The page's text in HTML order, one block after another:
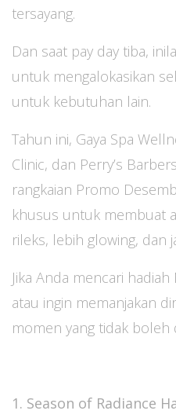
tersayang.
Dan saat pay day tiba,
untuk mengalokasikan
untuk kebutuhan lain.
Tahun ini, Gaya Spa
Clinic, dan Perry’s
rangkaian Promo
khusus untuk membuat
rileks, lebih glowing, dan
Jika Anda mencari
atau ingin memanjakan
momen yang tidak boleh
1. Season of Radiance